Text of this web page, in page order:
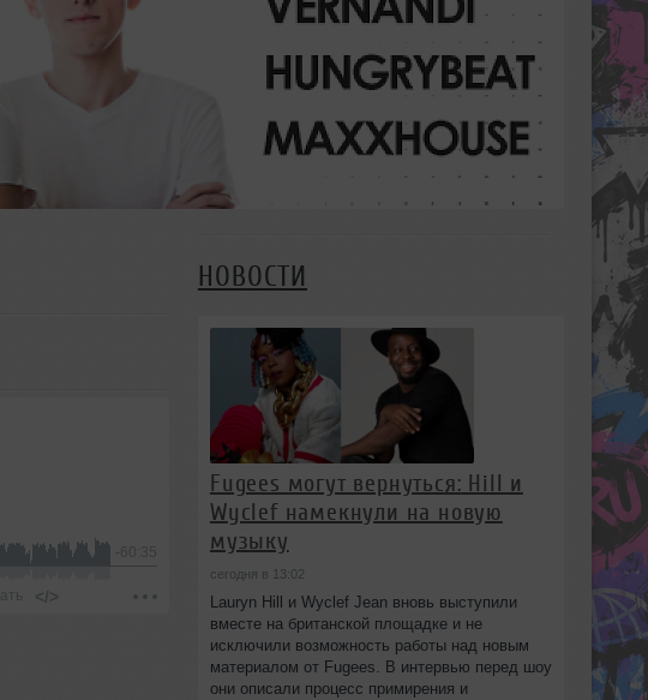
-60:35
</>
НОВОСТИ
Fugees могут вернуться: Hill и
Wyclef намекнули на новую
музыку
сегодня в 13:02
Lauryn Hill и Wyclef Jean вновь выступили
вместе на британской площадке и не
исключили возможность работы над новым
материалом от Fugees. В интервью перед шоу
они описали процесс примирения и